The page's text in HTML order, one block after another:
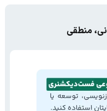
منطقی